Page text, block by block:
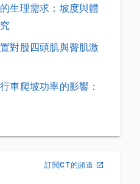
生理需求：坡度與體
對股四頭肌與臀肌激
車爬坡功率的影響：
訂閱CT的頻道